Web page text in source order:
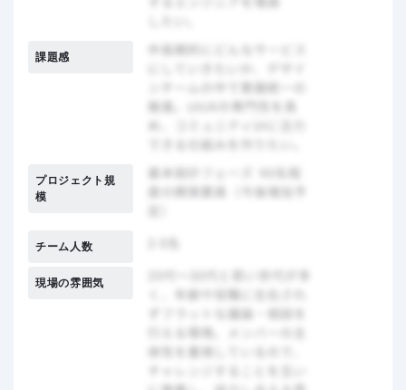
課題感
プロジェクト規
模
チーム人数
現場の雰囲気